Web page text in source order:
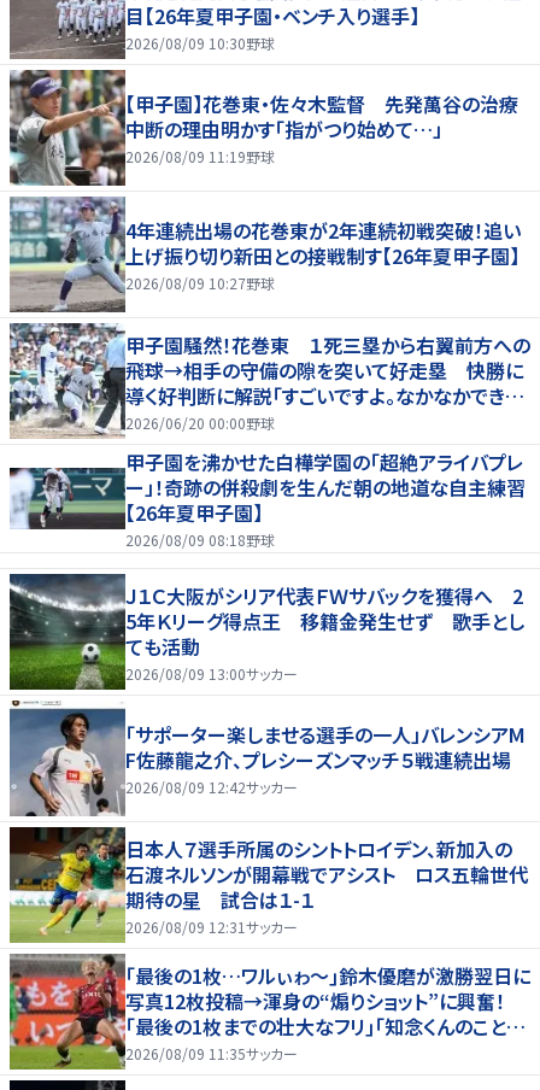
目【26年夏甲子園・ベンチ入り選手】
2026/08/09 10:30野球
【甲子園】花巻東・佐々木監督 先発萬谷の治療
中断の理由明かす「指がつり始めて…」
2026/08/09 11:19野球
4年連続出場の花巻東が2年連続初戦突破！追い
上げ振り切り新田との接戦制す【26年夏甲子園】
2026/08/09 10:27野球
甲子園騒然！花巻東 １死三塁から右翼前方への
飛球→相手の守備の隙を突いて好走塁 快勝に
導く好判断に解説「すごいですよ。なかなかできな
いプレー」
2026/06/20 00:00野球
甲子園を沸かせた白樺学園の「超絶アライバプレ
ー」！奇跡の併殺劇を生んだ朝の地道な自主練習
【26年夏甲子園】
2026/08/09 08:18野球
Ｊ１Ｃ大阪がシリア代表ＦＷサバックを獲得へ 2
5年Ｋリーグ得点王 移籍金発生せず 歌手とし
ても活動
2026/08/09 13:00サッカー
「サポーター楽しませる選手の一人」バレンシアM
F佐藤龍之介、プレシーズンマッチ５戦連続出場
2026/08/09 12:42サッカー
日本人７選手所属のシントトロイデン、新加入の
石渡ネルソンが開幕戦でアシスト ロス五輪世代
期待の星 試合は１-１
2026/08/09 12:31サッカー
｢最後の1枚…ワルぃゎ〜｣鈴木優磨が激勝翌日に
写真12枚投稿→渾身の“煽りショット”に興奮！
｢最後の1枚までの壮大なフリ｣｢知念くんのことど
んだけ好きなんよｗ｣
2026/08/09 11:35サッカー